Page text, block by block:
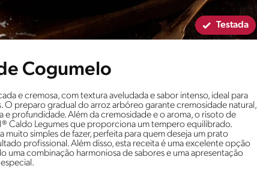
Testada
Cogumelo
e cremosa, com textura aveludada e sabor intenso, ideal para
O preparo gradual do arroz arbóreo garante cremosidade natural,
profundidade. Além da cremosidade e o aroma, o risoto de
Caldo Legumes que proporciona um tempero equilibrado.
simples de fazer, perfeita para quem deseja um prato
profissional. Além disso, esta receita é uma excelente opção
uma combinação harmoniosa de sabores e uma apresentação